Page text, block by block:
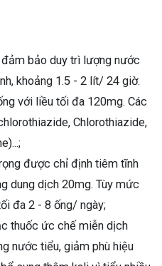
bảo duy trì lượng nước
khoảng 1.5 - 2 lít/ 24 giờ.
với liều tối đa 120mg. Các
Chlorothiazide,
được chỉ định tiêm tĩnh
dung dịch 20mg. Tùy mức
đa 2 - 8 ống/ ngày;
thuốc ức chế miễn dịch
nước tiểu, giảm phù hiệu